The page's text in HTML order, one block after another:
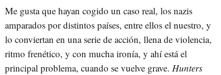
Me gusta que hayan cogido un caso real, los nazis
amparados por distintos países, entre ellos el nuestro, y
lo conviertan en una serie de acción, llena de violencia,
ritmo frenético, y con mucha ironía, y ahí está el
principal problema, cuando se vuelve grave. Hunters